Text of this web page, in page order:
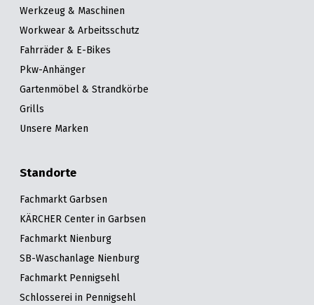
Werkzeug & Maschinen
Workwear & Arbeitsschutz
Fahrräder & E-Bikes
Pkw-Anhänger
Gartenmöbel & Strandkörbe
Grills
Unsere Marken
Standorte
Fachmarkt Garbsen
KÄRCHER Center in Garbsen
Fachmarkt Nienburg
SB-Waschanlage Nienburg
Fachmarkt Pennigsehl
Schlosserei in Pennigsehl